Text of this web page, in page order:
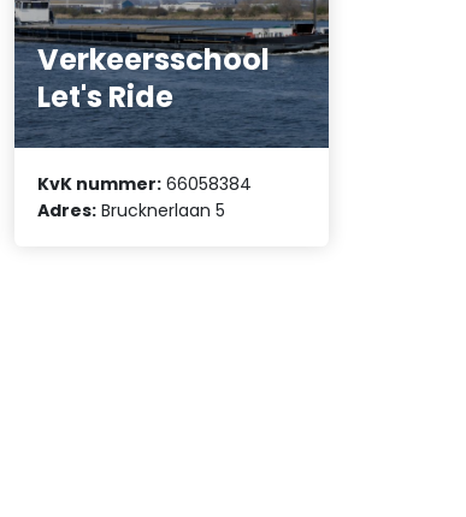
Verkeersschool
Let's Ride
KvK nummer: 66058384
Adres: Brucknerlaan 5